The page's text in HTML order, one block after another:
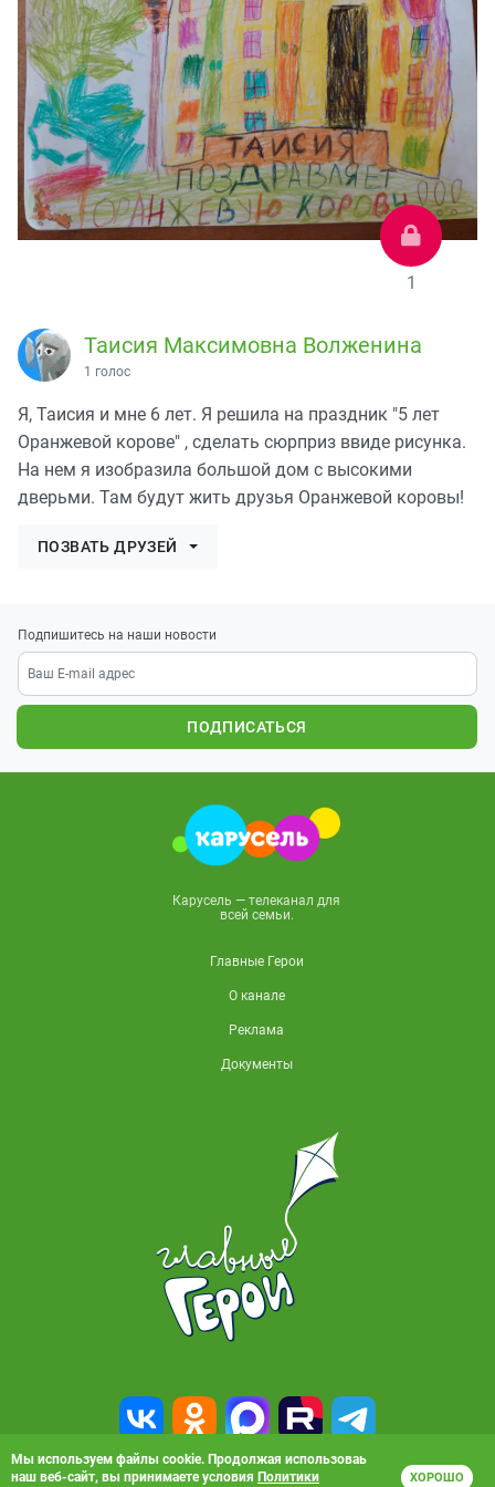
1
Таисия Максимовна Волженина
1 голос
Я, Таисия и мне 6 лет. Я решила на праздник "5 лет
Оранжевой корове" , сделать сюрприз ввиде рисунка.
На нем я изобразила большой дом с высокими
дверьми. Там будут жить друзья Оранжевой коровы!
ПОЗВАТЬ ДРУЗЕЙ
Подпишитесь на наши новости
ПОДПИСАТЬСЯ
Карусель — телеканал для
всей семьи.
Главные Герои
О канале
Реклама
Документы
Мы используем файлы cookie. Продолжая использоваь
наш веб-сайт, вы принимаете условия Политики ХОРОШО